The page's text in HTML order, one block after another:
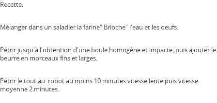
Recette:
Mélanger dans un saladier la farine" Brioche" l'eau et les oeufs.
Pétrir jusqu'à l'obtention d'une boule homogène et impacte, puis ajouter le
beurre en morceaux fins et larges.
Pétrir le tout au robot au moins 10 minutes vitesse lente puis vitesse
moyenne 2 minutes.